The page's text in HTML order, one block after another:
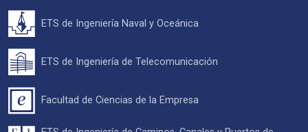
ETS de Ingeniería Naval y Oceánica
ETS de Ingeniería de Telecomunicación
Facultad de Ciencias de la Empresa